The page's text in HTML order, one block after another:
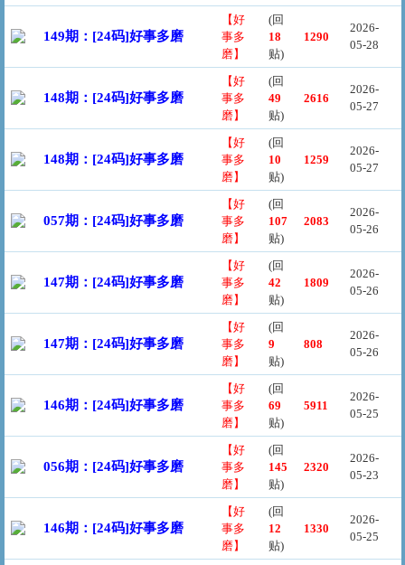
149期：[24码]好事多磨
【好
事多
磨】
(回
18
贴)
1290
2026-
05-28
148期：[24码]好事多磨
【好
事多
磨】
(回
49
贴)
2616
2026-
05-27
148期：[24码]好事多磨
【好
事多
磨】
(回
10
贴)
1259
2026-
05-27
057期：[24码]好事多磨
【好
事多
磨】
(回
107
贴)
2083
2026-
05-26
147期：[24码]好事多磨
【好
事多
磨】
(回
42
贴)
1809
2026-
05-26
147期：[24码]好事多磨
【好
事多
磨】
(回
9
贴)
808
2026-
05-26
146期：[24码]好事多磨
【好
事多
磨】
(回
69
贴)
5911
2026-
05-25
056期：[24码]好事多磨
【好
事多
磨】
(回
145
贴)
2320
2026-
05-23
146期：[24码]好事多磨
【好
事多
磨】
(回
12
贴)
1330
2026-
05-25